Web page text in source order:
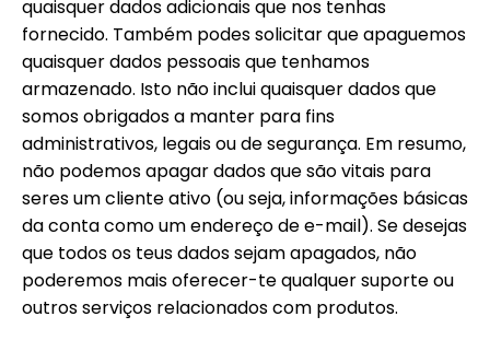
quaisquer dados adicionais que nos tenhas
fornecido. Também podes solicitar que apaguemos
quaisquer dados pessoais que tenhamos
armazenado. Isto não inclui quaisquer dados que
somos obrigados a manter para fins
administrativos, legais ou de segurança. Em resumo,
não podemos apagar dados que são vitais para
seres um cliente ativo (ou seja, informações básicas
da conta como um endereço de e-mail). Se desejas
que todos os teus dados sejam apagados, não
poderemos mais oferecer-te qualquer suporte ou
outros serviços relacionados com produtos.